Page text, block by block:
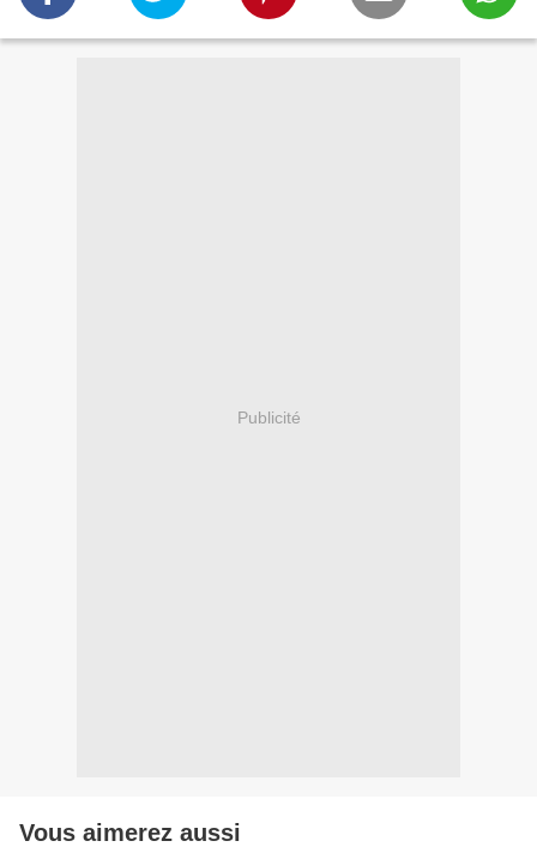
Publicité
Vous aimerez aussi